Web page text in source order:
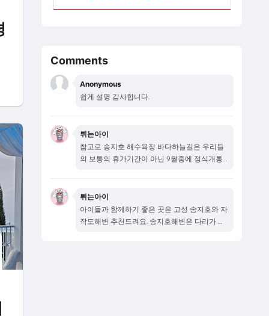
Comments
Anonymous
쉽게 설명 감사합니다.
튀는아이
참고로 송지호 해수욕장 바다하늘길은 우리들
의 보통의 휴가기간이 아닌 9월중에 정식개통
튀는아이
아이들과 함께하기 좋은 곳은 고성 송지호와 자
작도해변 추천드려요. 송지호해변은 다리가 새